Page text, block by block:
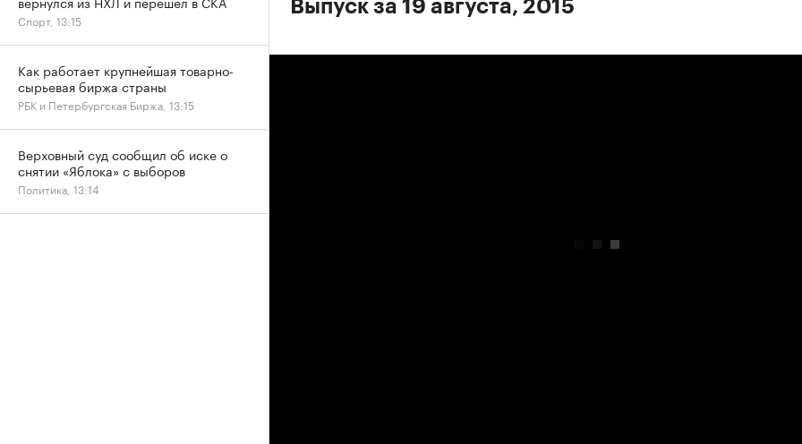
Выпуск за 19 августа, 2015
Спорт, 13:15
Как работает крупнейшая товарно-
сырьевая биржа страны
РБК и Петербургская Биржа, 13:15
Верховный суд сообщил об иске о
снятии «Яблока» с выборов
Политика, 13:14